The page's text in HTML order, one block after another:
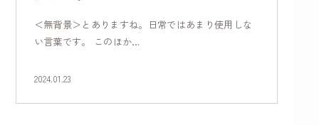
＜無背景＞とありますね。日常ではあまり使用しな
い言葉です。 このほか…
2024.01.23